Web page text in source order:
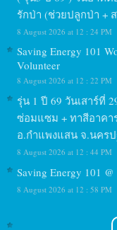
รักป่า (ช่วยปลูกป่า +
8 August 2026 at 12 : 24 PM
Saving Energy 101
Volunteer
8 August 2026 at 12 : 22 PM
รุ่น 1 ปี 69 วันเสาร์ที่
ซ่อมแซม + ทาสีอาคา
อ.กำแพงแสน จ.นคร
8 August 2026 at 12 : 44 PM
Saving Energy 101
8 August 2026 at 12 : 58 PM